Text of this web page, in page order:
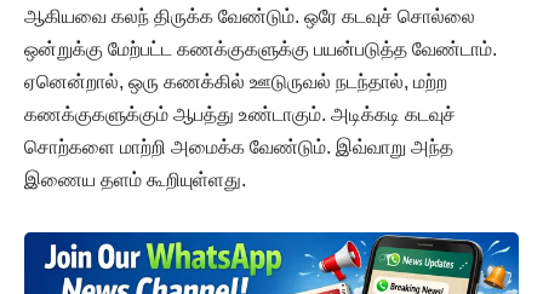
ஆகியவை கலந் திருக்க வேண்டும். ஒரே கடவுச் சொல்லை
ஒன்றுக்கு மேற்பட்ட கணக்குகளுக்கு பயன்படுத்த வேண்டாம்.
ஏனென்றால், ஒரு கணக்கில் ஊடுருவல் நடந்தால், மற்ற
கணக்குகளுக்கும் ஆபத்து உண்டாகும். அடிக்கடி கடவுச்
சொற்களை மாற்றி அமைக்க வேண்டும். இவ்வாறு அந்த
இணைய தளம் கூறியுள்ளது.